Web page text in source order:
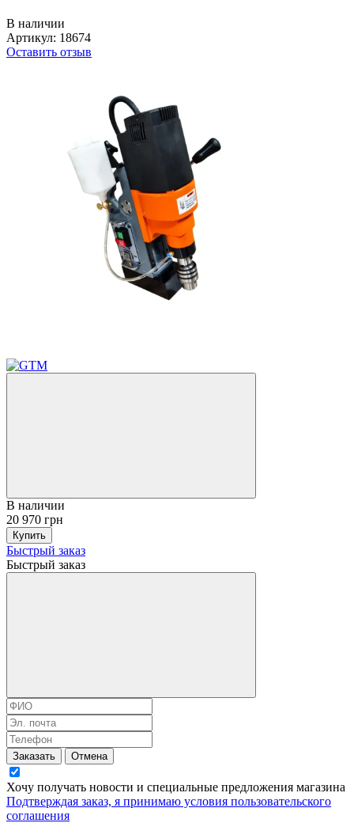
В наличии
Артикул: 18674
Оставить отзыв
В наличии
20 970 грн
Купить
Быстрый заказ
Быстрый заказ
Заказать Отмена
Хочу получать новости и специальные предложения магазина
Подтверждая заказ, я принимаю условия пользовательского
соглашения